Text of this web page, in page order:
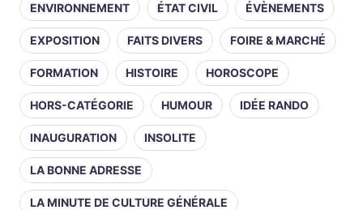
ENVIRONNEMENT ÉTAT CIVIL ÉVÈNEMENTS
EXPOSITION FAITS DIVERS FOIRE & MARCHÉ
FORMATION HISTOIRE HOROSCOPE
HORS-CATÉGORIE HUMOUR IDÉE RANDO
INAUGURATION INSOLITE
LA BONNE ADRESSE
LA MINUTE DE CULTURE GÉNÉRALE